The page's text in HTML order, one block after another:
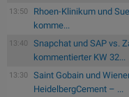
13:50
Rhoen-Klinikum und
komme...
13:40
Snapchat und SAP vs.
kommentierter KW 32...
13:30
Saint Gobain und
HeidelbergCement – ...